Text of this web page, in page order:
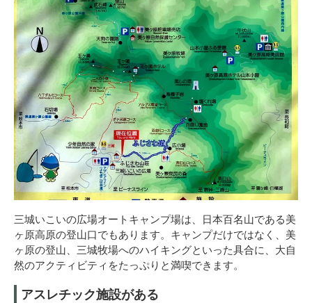
三城いこいの広場オートキャンプ場は、日本百名山である美
ヶ原高原の登山口でもあります。キャンプだけではなく、美
ヶ原の登山、三城牧場へのハイキングといった具合に、大自
然のアクティビティをたっぷりと満喫できます。
アスレチック施設がある